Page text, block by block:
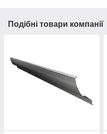
Подібні товари компанії